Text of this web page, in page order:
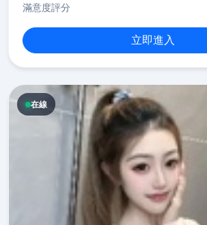
滿意度評分
立即進入
在線